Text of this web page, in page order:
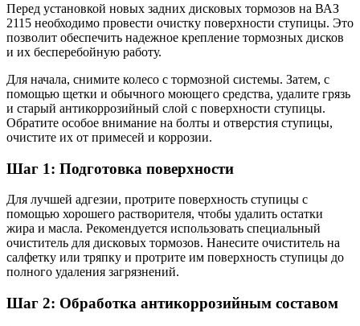
Перед установкой новых задних дисковых тормозов на ВАЗ
2115 необходимо провести очистку поверхности ступицы. Это
позволит обеспечить надежное крепление тормозных дисков
и их бесперебойную работу.
Для начала, снимите колесо с тормозной системы. Затем, с
помощью щетки и обычного моющего средства, удалите грязь
и старый антикоррозийный слой с поверхности ступицы.
Обратите особое внимание на болты и отверстия ступицы,
очистите их от примесей и коррозии.
Шаг 1: Подготовка поверхности
Для лучшей адгезии, протрите поверхность ступицы с
помощью хорошего растворителя, чтобы удалить остатки
жира и масла. Рекомендуется использовать специальный
очиститель для дисковых тормозов. Нанесите очиститель на
салфетку или тряпку и протрите им поверхность ступицы до
полного удаления загрязнений.
Шаг 2: Обработка антикоррозийным составом